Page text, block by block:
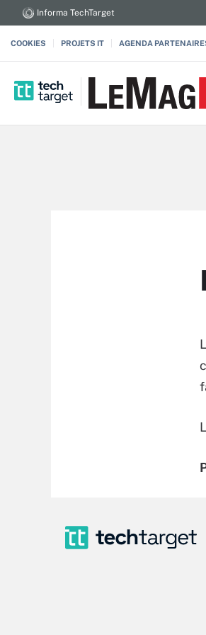
Informa TechTarget
COOKIES PROJETS IT AGENDA